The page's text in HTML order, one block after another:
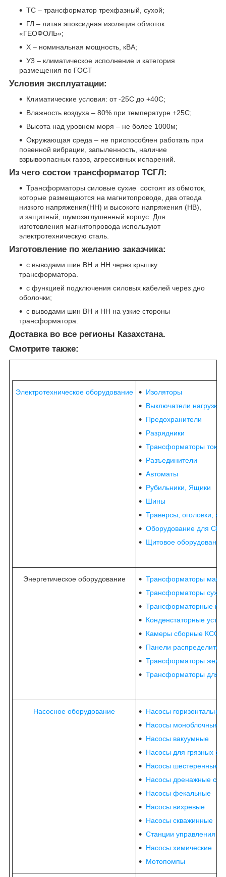
ТС – трансформатор трехфазный, сухой;
ГЛ – литая эпоксидная изоляция обмоток
«ГЕОФОЛЬ»;
Х – номинальная мощность, кВА;
У3 – климатическое исполнение и категория
размещения по ГОСТ
Условия эксплуатации:
Климатические условия: от -25С до +40С;
Влажность воздуха – 80% при температуре +25С;
Высота над уровнем моря – не более 1000м;
Окружающая среда – не приспособлен работать при
повенной вибрации, запыленность, наличие
взрывоопасных газов, агрессивных испарений.
Из чего состои трансформатор ТСГЛ:
Трансформаторы силовые сухие состоят из обмоток,
которые размещаются на магнитопроводе, два отвода
низкого напряжения(НН) и высокого напряжения (НВ),
и защитный, шумозаглушенный корпус. Для
изготовления магнитопровода используют
электротехническую сталь.
Изготовление по желанию заказчика:
с выводами шин ВН и НН через крышку
трансформатора.
с функцией подключения силовых кабелей через дно
оболочки;
с выводами шин ВН и НН на узкие стороны
трансформатора.
Доставка во все регионы Казахстана.
Смотрите также:
Электротехническое оборудование
Изоляторы
Выключатели нагрузки
Предохранители
Разрядники
Трансформаторы тока
Разъединители
Автоматы
Рубильники, Ящики
Шины
Траверсы, оголовки,
Оборудование для СИП
Щитовое оборудование
Энергетическое оборудование
Трансформаторы
Трансформаторы
Трансформаторные
Конденстаторные
Камеры сборные КСО
Панели
Трансформаторы
Трансформаторы для
Насосное оборудование
Насосы
Насосы моноблочные
Насосы вакуумные
Насосы для грязных
Насосы шестеренные
Насосы дренажные
Насосы фекальные
Насосы вихревые
Насосы скважинные
Станции управления
Насосы химические
Мотопомпы